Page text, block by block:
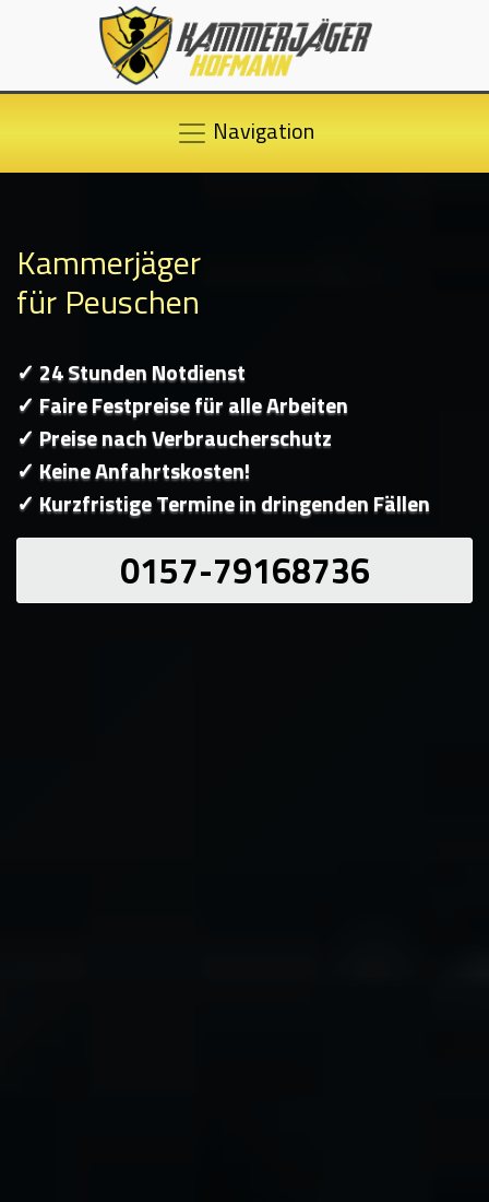
Navigation
Kammerjäger
für Peuschen
✓ 24 Stunden Notdienst
✓ Faire Festpreise für alle Arbeiten
✓ Preise nach Verbraucherschutz
✓ Keine Anfahrtskosten!
✓ Kurzfristige Termine in dringenden Fällen
0157-79168736